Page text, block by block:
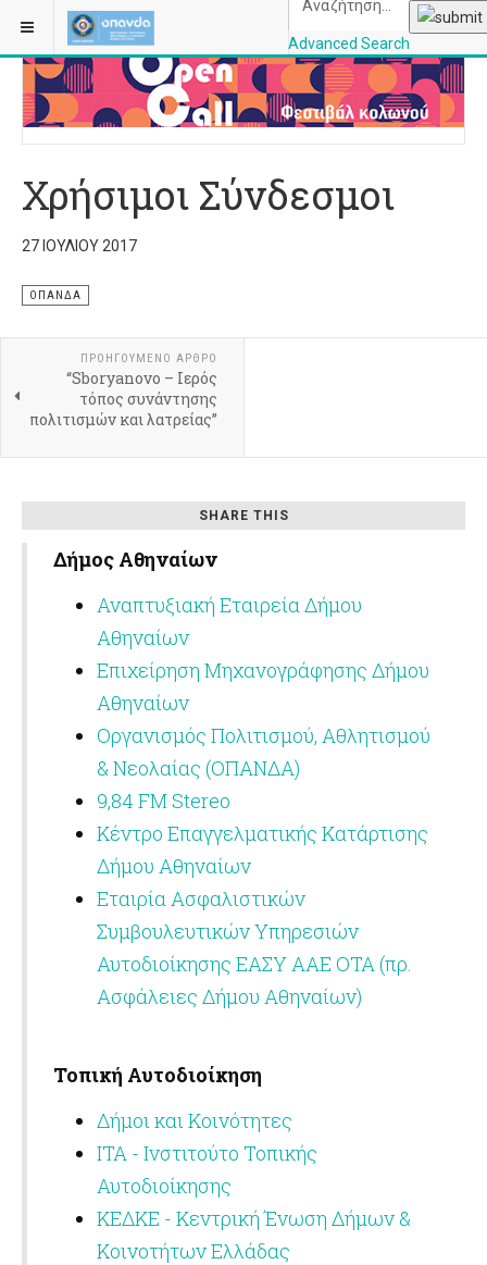
Advanced Search
ΒΡΊΣΚΕΣΤΕ ΕΔΏ: ΑΡΧΙΚΉ
Χρήσιμοι Σύνδεσμοι
27 ΙΟΥΛΊΟΥ 2017
ΟΠΑΝΔΑ
ΠΡΟΗΓΟΎΜΕΝΟ ΆΡΘΡΟ
“Sboryanovo – Ιερός
τόπος συνάντησης
πολιτισμών και λατρείας”
SHARE THIS
Δήμος Αθηναίων
Αναπτυξιακή Εταιρεία Δήμου
Αθηναίων
Επιχείρηση Μηχανογράφησης Δήμου
Αθηναίων
Οργανισμός Πολιτισμού, Αθλητισμού
& Νεολαίας (ΟΠΑΝΔΑ)
9,84 FM Stereo
Κέντρο Επαγγελματικής Κατάρτισης
Δήμου Αθηναίων
Εταιρία Ασφαλιστικών
Συμβουλευτικών Υπηρεσιών
Αυτοδιοίκησης ΕΑΣΥ ΑΑΕ ΟΤΑ (πρ.
Ασφάλειες Δήμου Αθηναίων)
Τοπική Αυτοδιοίκηση
Δήμοι και Κοινότητες
ΙΤΑ - Ινστιτούτο Τοπικής
Αυτοδιοίκησης
ΚΕΔΚΕ - Κεντρική Ένωση Δήμων &
Κοινοτήτων Ελλάδας